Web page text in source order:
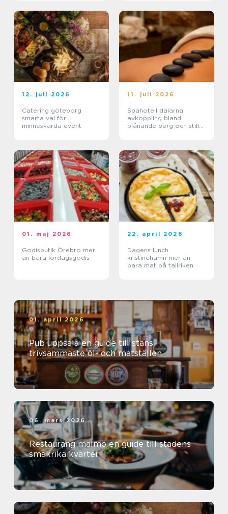
12. juli 2026
Catering göteborg
smarta val för
minnesvärda event
11. juli 2026
Spahotell dalarna
avkoppling bland
blånande berg och stilla
01. maj 2026
Godisbutik Örebro mer
än bara lördagsgodis
22. april 2026
Dagens lunch
kristinehamn mer än
bara mat på tallriken
01. april 2026
Pub uppsala en guide till stans
trivsammaste öl- och matställen
06. mars 2026
Restaurang malmö en guide till stadens
smakrika kvarter